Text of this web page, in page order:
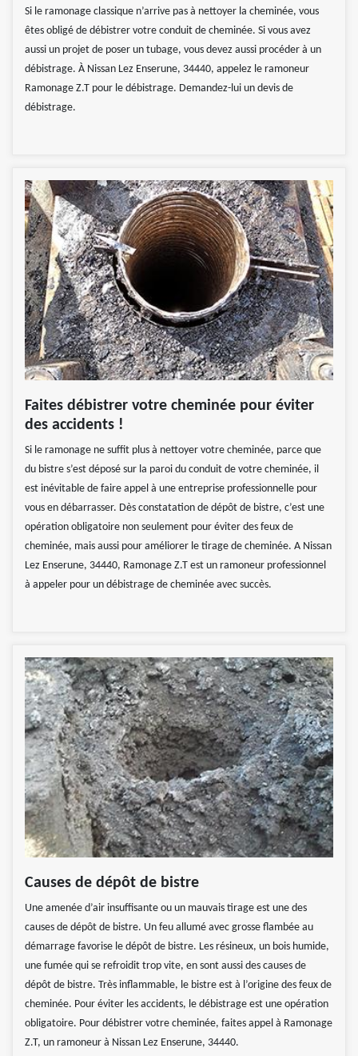
Si le ramonage classique n’arrive pas à nettoyer la cheminée, vous
êtes obligé de débistrer votre conduit de cheminée. Si vous avez
aussi un projet de poser un tubage, vous devez aussi procéder à un
débistrage. À Nissan Lez Enserune, 34440, appelez le ramoneur
Ramonage Z.T pour le débistrage. Demandez-lui un devis de
débistrage.
Faites débistrer votre cheminée pour éviter
des accidents !
Si le ramonage ne suffit plus à nettoyer votre cheminée, parce que
du bistre s’est déposé sur la paroi du conduit de votre cheminée, il
est inévitable de faire appel à une entreprise professionnelle pour
vous en débarrasser. Dès constatation de dépôt de bistre, c’est une
opération obligatoire non seulement pour éviter des feux de
cheminée, mais aussi pour améliorer le tirage de cheminée. A Nissan
Lez Enserune, 34440, Ramonage Z.T est un ramoneur professionnel
à appeler pour un débistrage de cheminée avec succès.
Causes de dépôt de bistre
Une amenée d’air insuffisante ou un mauvais tirage est une des
causes de dépôt de bistre. Un feu allumé avec grosse flambée au
démarrage favorise le dépôt de bistre. Les résineux, un bois humide,
une fumée qui se refroidit trop vite, en sont aussi des causes de
dépôt de bistre. Très inflammable, le bistre est à l’origine des feux de
cheminée. Pour éviter les accidents, le débistrage est une opération
obligatoire. Pour débistrer votre cheminée, faites appel à Ramonage
Z.T, un ramoneur à Nissan Lez Enserune, 34440.